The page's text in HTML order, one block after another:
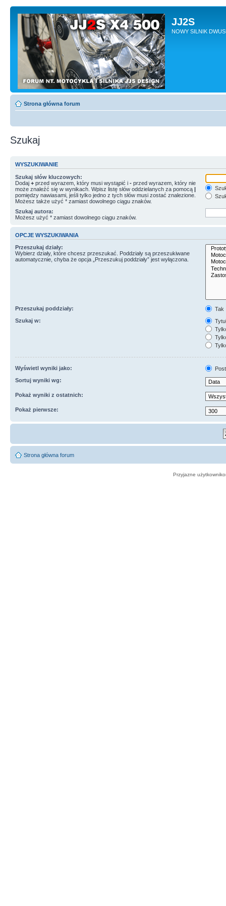
JJ2S
NOWY SILNIK
Strona główna forum
Szukaj
WYSZUKIWANIE
Szukaj słów kluczowych:
Dodaj + przed wyrazem, który musi wystąpić i - przed wyrazem, który nie
może znaleźć się w wynikach. Wpisz listę słów oddzielanych za pomocą |
pomiędzy nawiasami, jeśli tylko jedno z tych słów musi zostać znalezione.
Możesz także użyć * zamiast dowolnego ciągu znaków.
Szukaj autora:
Możesz użyć * zamiast dowolnego ciągu znaków.
OPCJE WYSZUKIWANIA
Przeszukaj działy:
Wybierz działy, które chcesz przeszukać. Poddziały są przeszukiwane
automatycznie, chyba że opcja „Przeszukuj poddziały” jest wyłączona.
Przeszukaj poddziały:
Tak
Szukaj w:
Wyświetl wyniki jako:
Sortuj wyniki wg:
Pokaż wyniki z ostatnich:
Pokaż pierwsze:
Strona główna forum
Przyjazne